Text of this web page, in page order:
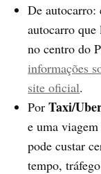
De autocarro:
autocarro
no centro do
informações
site oficial.
PorTaxi/
e uma
pode custar
tempo,